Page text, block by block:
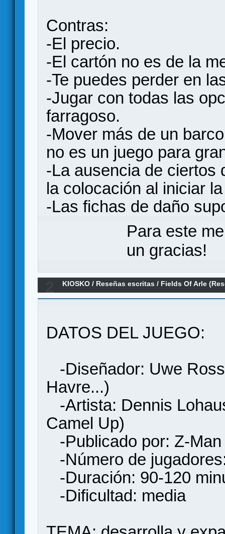
Contras:
-El precio.
-El cartón no es de la
-Te puedes perder en
-Jugar con todas las
farragoso.
-Mover más de un
no es un juego para
-La ausencia de ciertos
la colocación al iniciar
-Las fichas de daño
Para este
un gracias!
KIOSKO / Reseñas escritas / Fields Of Arle
DATOS DEL JUEGO:
-Diseñador: Uwe
Havre...)
-Artista: Dennis
Camel Up)
-Publicado por: Z-Man
-Número de
-Duración: 90-120
-Dificultad: media